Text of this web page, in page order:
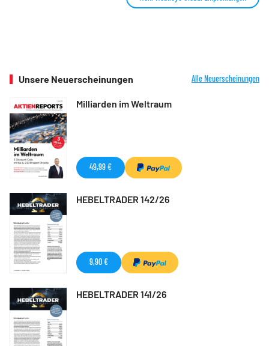
Unsere Neuerscheinungen Alle Neuerscheinungen
Milliarden im Weltraum
49,99 €
HEBELTRADER 142/26
9,90 €
HEBELTRADER 141/26